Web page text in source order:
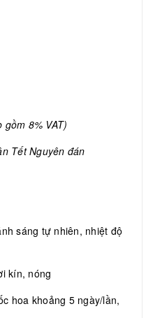
gồm 8% VAT)
Tết Nguyên đán
sáng tự nhiên, nhiệt độ
kín, nóng
hoa khoảng 5 ngày/lần,